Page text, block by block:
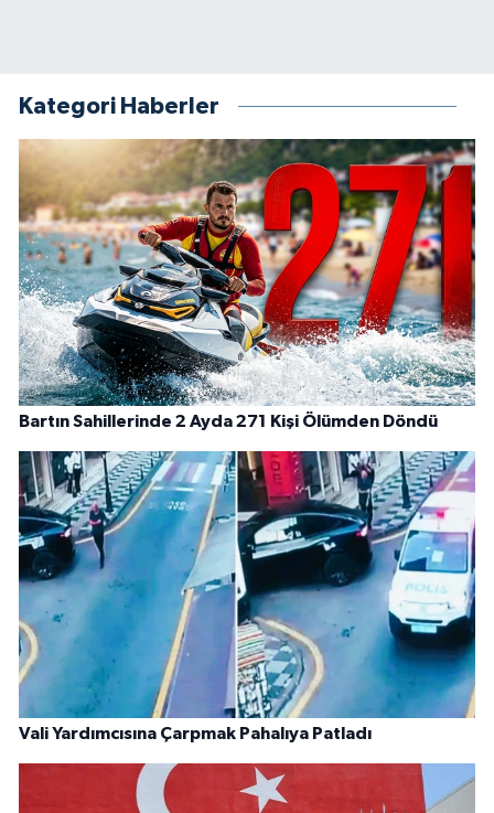
Kategori Haberler
Bartın Sahillerinde 2 Ayda 271 Kişi Ölümden Döndü
Vali Yardımcısına Çarpmak Pahalıya Patladı